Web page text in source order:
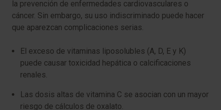
la prevención de enfermedades cardiovasculares o
cáncer. Sin embargo, su uso indiscriminado puede hacer
que aparezcan complicaciones serias.
El exceso de vitaminas liposolubles (A, D, E y K)
puede causar toxicidad hepática o calcificaciones
renales.
Las dosis altas de vitamina C se asocian con un mayor
riesgo de cálculos de oxalato.